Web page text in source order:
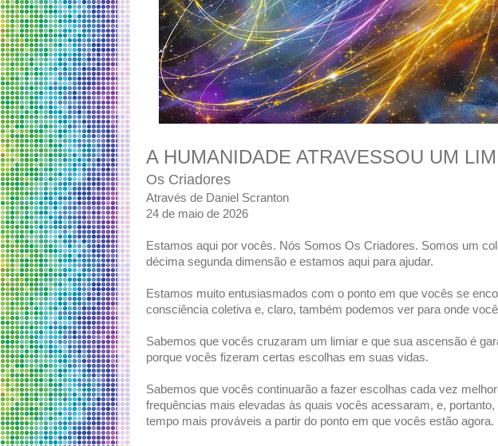
A HUMANIDADE ATRAVESSOU UM
Os Criadores
Através de Daniel Scranton
24 de maio de 2026
Estamos aqui por vocês. Nós Somos Os Criadores. Somos um
décima segunda dimensão e estamos aqui para ajudar.
Estamos muito entusiasmados com o ponto em que vocês se
consciência coletiva e, claro, também podemos ver para onde
Sabemos que vocês cruzaram um limiar e que sua ascensão é
porque vocês fizeram certas escolhas em suas vidas.
Sabemos que vocês continuarão a fazer escolhas cada vez
frequências mais elevadas às quais vocês acessaram, e,
tempo mais prováveis ​​a partir do ponto em que vocês estão agora.